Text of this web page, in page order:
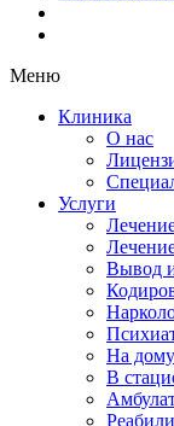
Меню
Клиника
О нас
Услуги
Вывод
На дому
В